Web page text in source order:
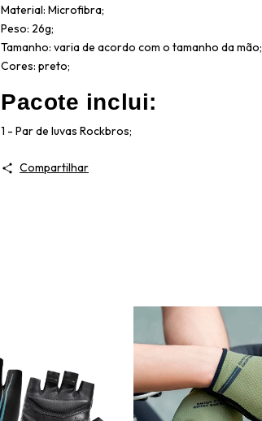
Material: Microfibra;
Peso: 26g;
Tamanho: varia de acordo com o tamanho da mão;
Cores: preto;
Pacote inclui:
1 - Par de luvas Rockbros;
Compartilhar